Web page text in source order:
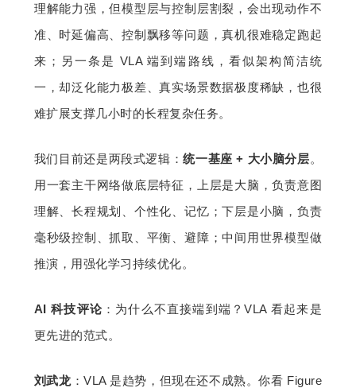
理解能力强，但模型层与控制层割裂，会出现动作不
准、时延偏高、控制飘移等问题，真机很难稳定跑起
来；另一条是 VLA 端到端路线，看似架构简洁统
一，却泛化能力极差、真实场景数据极度稀缺，也很
难扩展支撑几小时的长程复杂任务。
我们目前还是两段式逻辑：统一基座 + 大小脑分层。
用一套主干网络做底层特征，上层是大脑，负责意图
理解、长程规划、个性化、记忆；下层是小脑，负责
毫秒级控制、抓取、平衡、避障；中间用世界模型做
推演，用强化学习持续优化。
AI 科技评论：为什么不直接端到端？VLA 看起来是
更先进的范式。
刘武龙 ：VLA 是趋势，但现在还不成熟。你看 Figure